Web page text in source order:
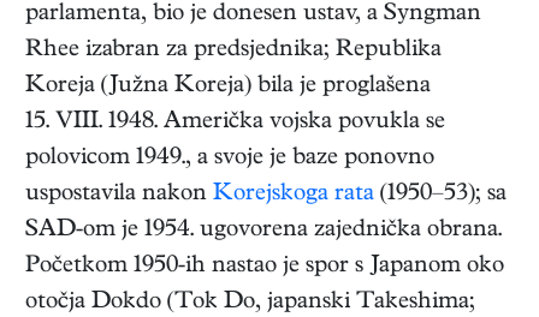
parlamenta, bio je donesen ustav, a Syngman
Rhee izabran za predsjednika; Republika
Koreja (Južna Koreja) bila je proglašena
15. VIII. 1948. Američka vojska povukla se
polovicom 1949., a svoje je baze ponovno
uspostavila nakon Korejskoga rata (1950–53); sa
SAD-om je 1954. ugovorena zajednička obrana.
Početkom 1950-ih nastao je spor s Japanom oko
otočja Dokdo (Tok Do, japanski Takeshima;